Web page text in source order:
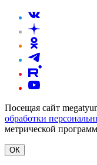
Посещая сайт
обработки
метрической
ОК